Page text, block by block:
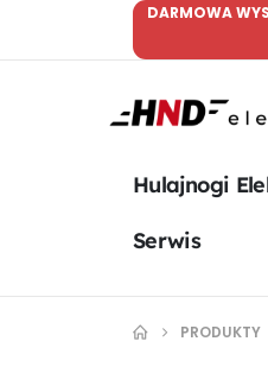
DARMOWA
Hulajnogi
Serwis
PRODUKTY